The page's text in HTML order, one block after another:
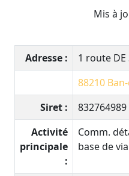
Mis à
Adresse :
1 route DE
88210
Siret :
Activité
principale
:
Comm.
base de